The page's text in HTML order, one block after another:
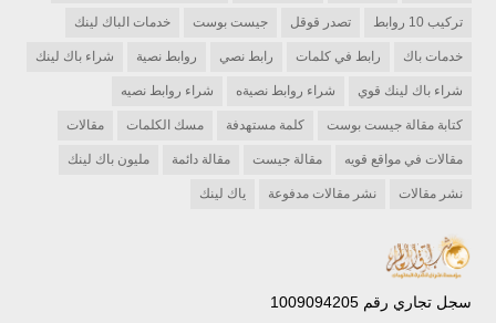
تركيب 10 روابط تصدر قوقل جيست بوست خدمات الباك لينك
خدمات باك رابط في كلمات رابط نصي روابط نصية شراء باك لينك
شراء باك لينك قوي شراء روابط نصيةه شراء روابط نصيه
كتابة مقالة جيست بوست كلمة مستهدفة مسك الكلمات مقالات
مقالات في مواقع قويه مقالة جيست مقالة دائمة مليون باك لينك
نشر مقالات نشر مقالات مدفوعة ياك لينك
سجل تجاري رقم 1009094205